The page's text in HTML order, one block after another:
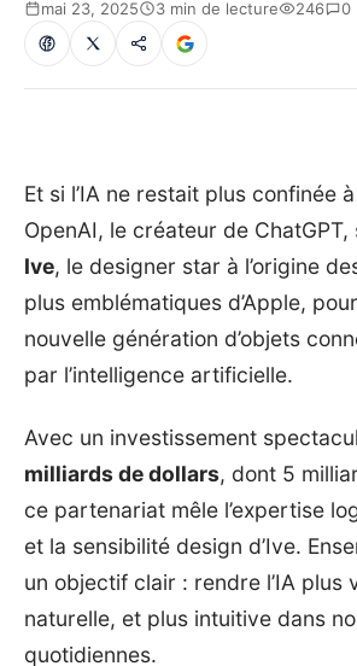
mai 23, 2025 3 min de lecture 246 0
Et si l’IA ne restait plus confinée
OpenAI, le créateur de ChatGPT,
Ive, le designer star à l’origine
plus emblématiques d’Apple,
nouvelle génération d’objets
par l’intelligence artificielle.
Avec un investissement
milliards de dollars, dont 5
ce partenariat mêle l’expertise
et la sensibilité design d’Ive.
un objectif clair : rendre l’IA plus
naturelle, et plus intuitive dans
quotidiennes.